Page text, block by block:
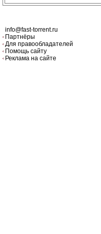
info@fast-torrent.ru
Партнёры
Для правообладателей
Помощь сайту
Реклама на сайте